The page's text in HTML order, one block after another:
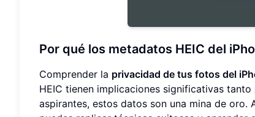
Por qué los metadatos HEIC del
Comprender la privacidad de tus fotos del
HEIC tienen implicaciones significativas
aspirantes, estos datos son una mina de